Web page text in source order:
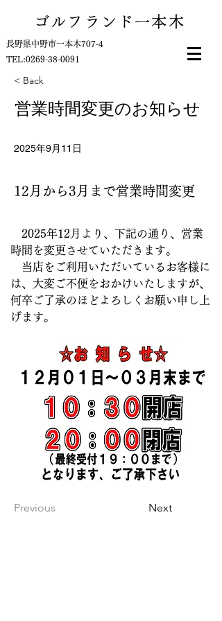
ゴルフランド一本木
長野県中野市一本木707-4
​TEL:0269-38-0091
< Back
営業時間変更のお知らせ
2025年9月11日
12月から3月まで営業時間変更
2025年12月より、下記の通り、営業
時間を変更させていただきます。
当店をご利用いただいているお客様に
は、大変ご不便をおかけいたしますが、
何卒ご了承のほどよろしくお願い申し上
げます。
Previous Next